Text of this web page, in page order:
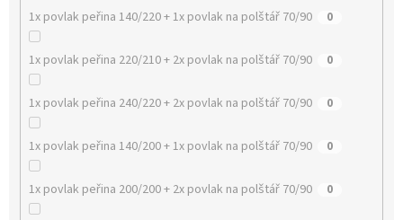
1x povlak peřina 140/220 + 1x povlak na polštář 70/90 0
1x povlak peřina 220/210 + 2x povlak na polštář 70/90 0
1x povlak peřina 240/220 + 2x povlak na polštář 70/90 0
1x povlak peřina 140/200 + 1x povlak na polštář 70/90 0
1x povlak peřina 200/200 + 2x povlak na polštář 70/90 0